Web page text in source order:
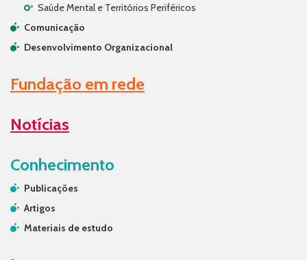
Saúde Mental e Territórios Periféricos
Comunicação
Desenvolvimento Organizacional
Fundação em rede
Notícias
Conhecimento
Publicações
Artigos
Materiais de estudo